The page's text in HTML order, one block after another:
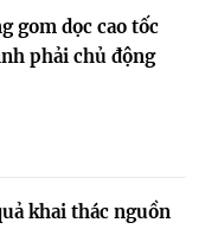
gom dọc cao tốc
phải chủ động
khai thác nguồn